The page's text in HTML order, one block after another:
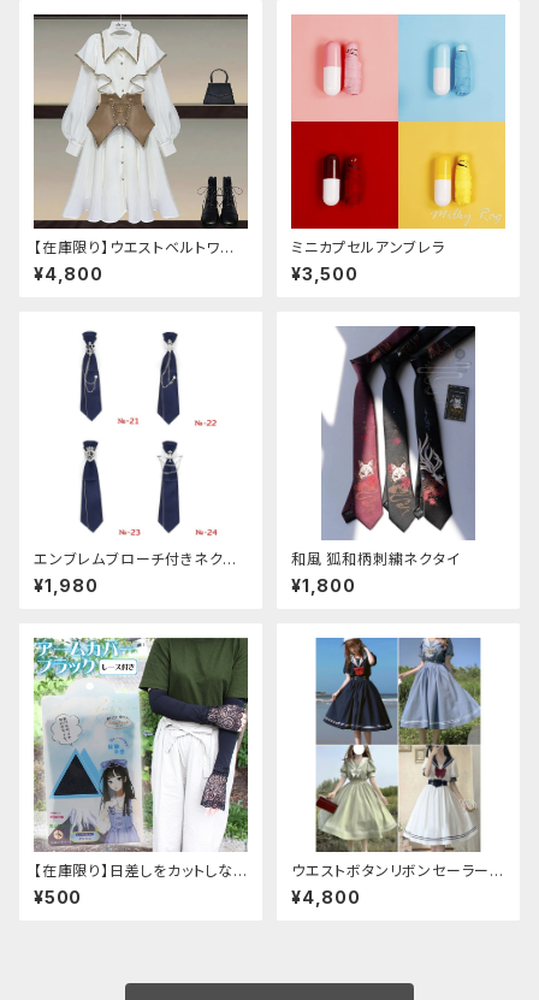
【在庫限り】ウエストベルトワン
ピースセットアップ（Mサイズ
¥4,800
ミニカプセルアンブレラ
¥3,500
エンブレムブローチ付きネクタ
イ(ネイビー)
¥1,980
和風 狐和柄刺繍ネクタイ
¥1,800
【在庫限り】日差しをカットしな
がら手元もオシャレに♪ UVア
ームカバー ブラック レース
¥500
ウエストボタンリボンセーラーワ
ンピース
¥4,800